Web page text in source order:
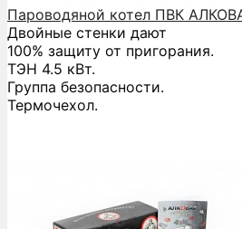
Пароводяной котел ПВК
Двойные стенки дают
100% защиту от пригорания.
ТЭН 4.5 кВт.
Группа безопасности.
Термочехол.